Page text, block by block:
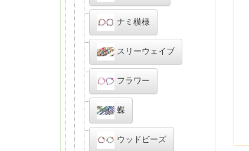
ナミ模様
スリーウェイブ
フラワー
蝶
ウッドビーズ